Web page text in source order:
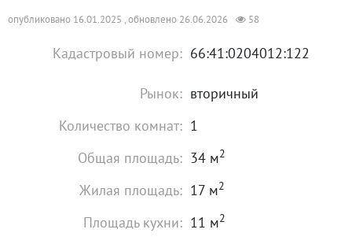
опубликовано 16.01.2025 , обновлено 26.06.2026 58
Кадастровый номер: 66:41:0204012:122
Рынок: вторичный
Количество комнат: 1
Общая площадь: 34 м2
Жилая площадь: 17 м2
Площадь кухни: 11 м2